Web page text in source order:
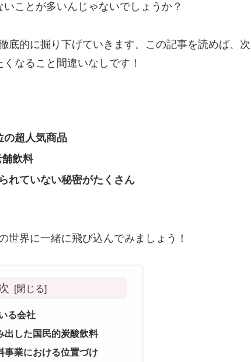
ことが多いんじゃないでしょうか？
底的に掘り下げていきます。この記事を読めば、次
なること間違いなしです！
の超人気商品
飲料
れていない秘密がたくさん
世界に一緒に飛び込んでみましょう！
る会社
出した国民的炭酸飲料
事業における位置づけ